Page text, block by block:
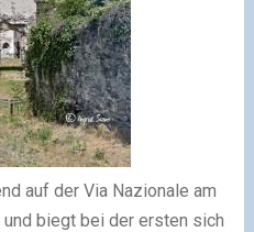
auf der Via Nazionale am
und biegt bei der ersten sich